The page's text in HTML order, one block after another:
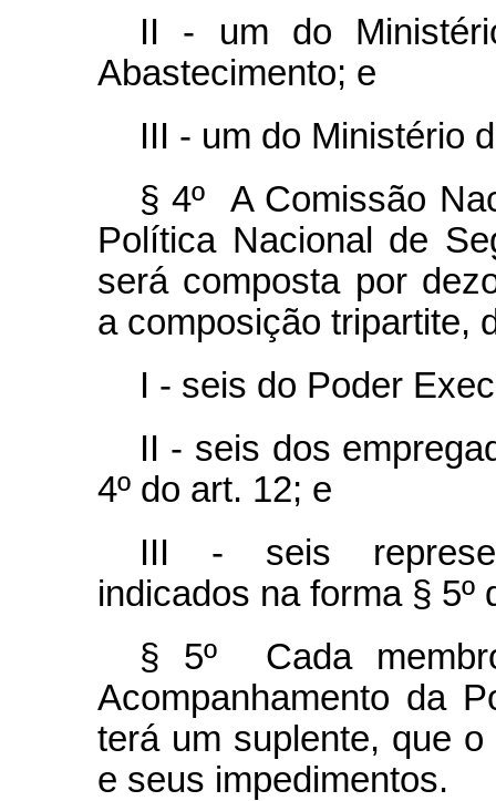
II - um do
Abastecimento; e
III - um do Ministério
§ 4º A Comissão
Política Nacional de
será composta por
a composição tripartite,
I - seis do Poder
II - seis dos
4º do art. 12; e
III - seis
indicados na forma § 5º
§ 5º Cada
Acompanhamento da
terá um suplente, que
e seus impedimentos.